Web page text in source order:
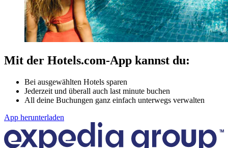
Mit der Hotels.com-App kannst du:
Bei ausgewählten Hotels sparen
Jederzeit und überall auch last minute buchen
All deine Buchungen ganz einfach unterwegs verwalten
App herunterladen